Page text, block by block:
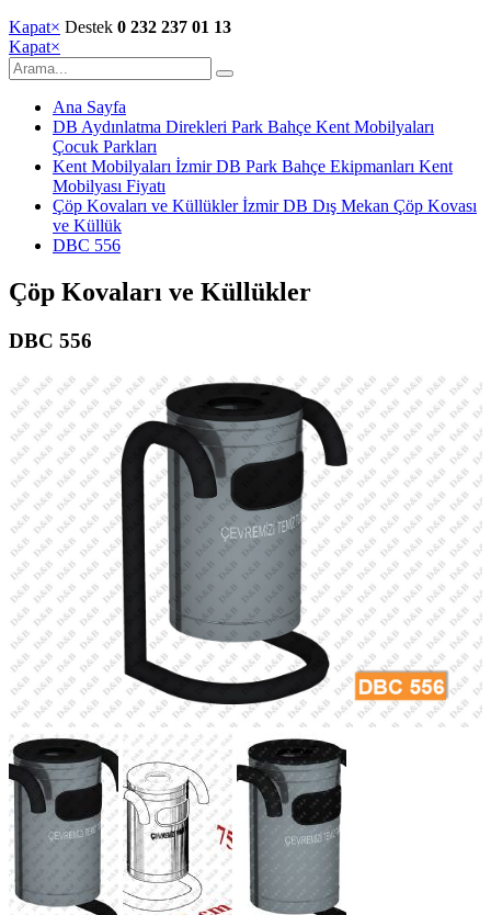
Kapat× Destek 0 232 237 01 13
Kapat×
Ana Sayfa
DB Aydınlatma Direkleri Park Bahçe Kent Mobilyaları
Çocuk Parkları
Kent Mobilyaları İzmir DB Park Bahçe Ekipmanları Kent
Mobilyası Fiyatı
Çöp Kovaları ve Küllükler İzmir DB Dış Mekan Çöp Kovası
ve Küllük
DBC 556
Çöp Kovaları ve Küllükler
DBC 556